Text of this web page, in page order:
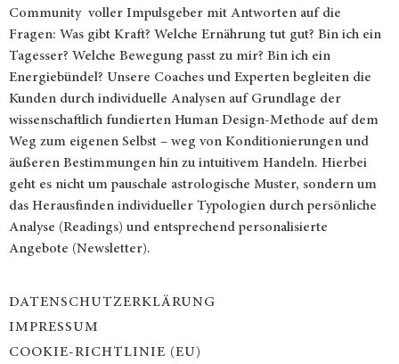
Community voller Impulsgeber mit Antworten auf die
Fragen: Was gibt Kraft? Welche Ernährung tut gut? Bin ich ein
Tagesser? Welche Bewegung passt zu mir? Bin ich ein
Energiebündel? Unsere Coaches und Experten begleiten die
Kunden durch individuelle Analysen auf Grundlage der
wissenschaftlich fundierten Human Design-Methode auf dem
Weg zum eigenen Selbst – weg von Konditionierungen und
äußeren Bestimmungen hin zu intuitivem Handeln. Hierbei
geht es nicht um pauschale astrologische Muster, sondern um
das Herausfinden individueller Typologien durch persönliche
Analyse (Readings) und entsprechend personalisierte
Angebote (Newsletter).
DATENSCHUTZERKLÄRUNG
IMPRESSUM
COOKIE-RICHTLINIE (EU)